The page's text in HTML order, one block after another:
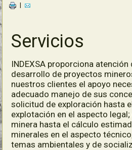
|
Servicios
INDEXSA proporciona
desarrollo de proyectos
nuestros clientes el apoyo
adecuado manejo de sus
solicitud de exploración hasta
explotación en el aspecto
minera hasta el cálculo
minerales en el aspecto
temas ambientales y de